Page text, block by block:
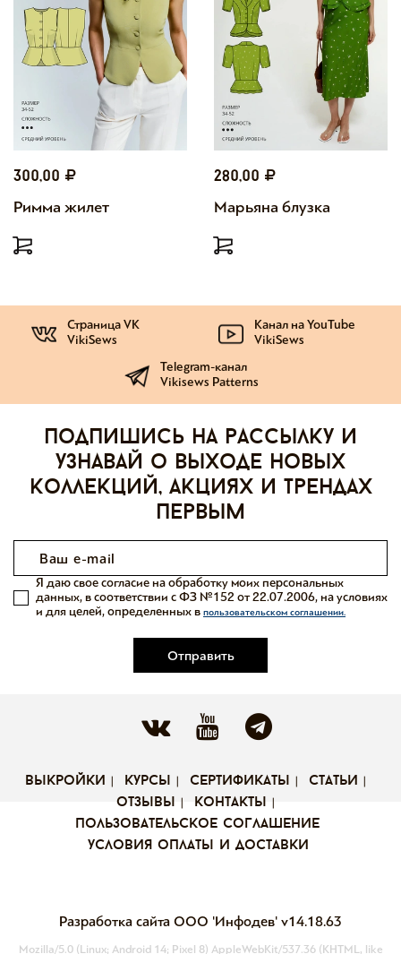
300,00
Римма жилет
280,00
Марьяна блузка
Страница VK
VikiSews
Канал на YouTube
VikiSews
Telegram-канал
Vikisews Patterns
Подпишись на рассылку и
узнавай о выходе новых
коллекций, акциях и трендах
первым
Отправить
Я даю свое согласие на обработку моих персональных
данных, в соответствии с ФЗ №152 от 22.07.2006, на условиях
и для целей, определенных в пользовательском соглашении.
выкройки курсы сертификаты
статьи
отзывы
контакты
пользовательское соглашение
условия оплаты и доставки
Разработка сайта ООО 'Инфодев' v14.18.63
Mozilla/5.0 (Linux; Android 14; Pixel 8) AppleWebKit/537.36 (KHTML, like